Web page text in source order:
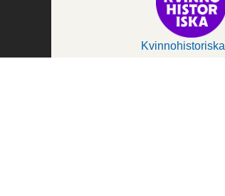
Kvinnohistoriska